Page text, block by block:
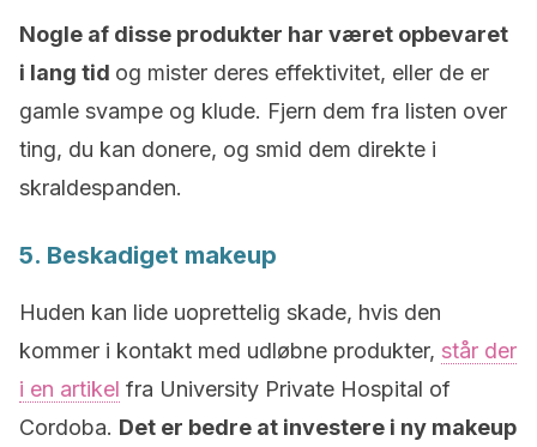
Nogle af disse produkter har været opbevaret
i lang tid og mister deres effektivitet, eller de er
gamle svampe og klude. Fjern dem fra listen over
ting, du kan donere, og smid dem direkte i
skraldespanden.
5. Beskadiget makeup
Huden kan lide uoprettelig skade, hvis den
kommer i kontakt med udløbne produkter, står der
i en artikel fra University Private Hospital of
Cordoba. Det er bedre at investere i ny makeup